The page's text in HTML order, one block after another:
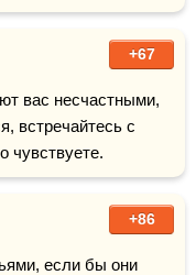
+67
вас несчастными,
встречайтесь с
чувствуете.
+86
если бы они